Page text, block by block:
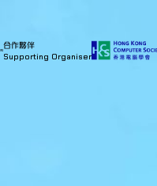
合作夥伴
Supporting Organiser